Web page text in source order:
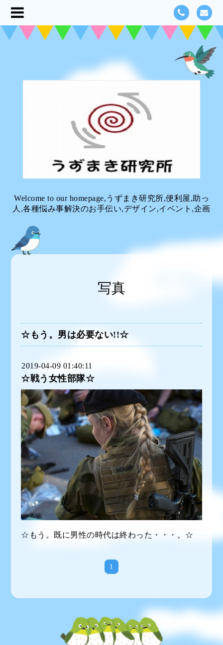
Welcome to our homepage,うずまき研究所,便利屋,助っ
人,各種悩み事解決のお手伝い,デザイン,イベント,企画
写真
☆もう。男は必要ない!!☆
2019-04-09 01:40:11
☆戦う女性部隊☆
☆もう。既に男性の時代は終わった・・・。☆
1